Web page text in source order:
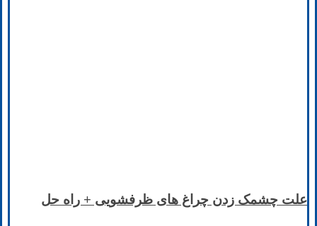
علت چشمک زدن چراغ های ظرفشویی + راه حل